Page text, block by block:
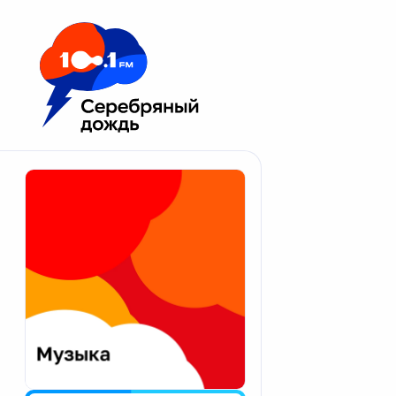
Москва 100.1 FM
Апатиты
Екатеринбург
Калининград
Калуга